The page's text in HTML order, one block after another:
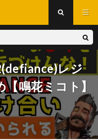
レジ
鳴花ミコト】